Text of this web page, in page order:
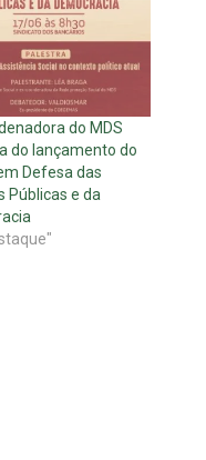
145517485866291/
do MDS
do lançamento do
Defesa das
Públicas e da